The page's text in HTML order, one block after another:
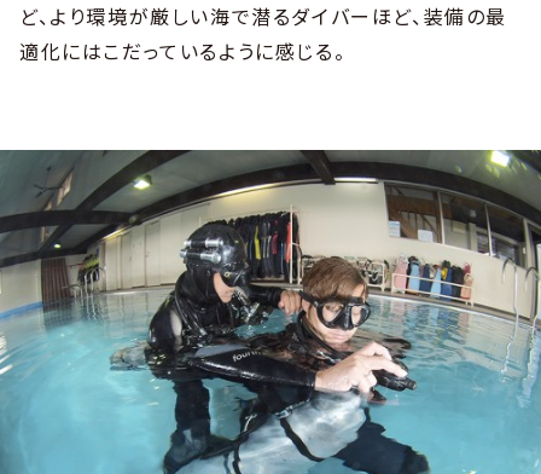
ど、より環境が厳しい海で潜るダイバーほど、装備の最
適化にはこだっているように感じる。